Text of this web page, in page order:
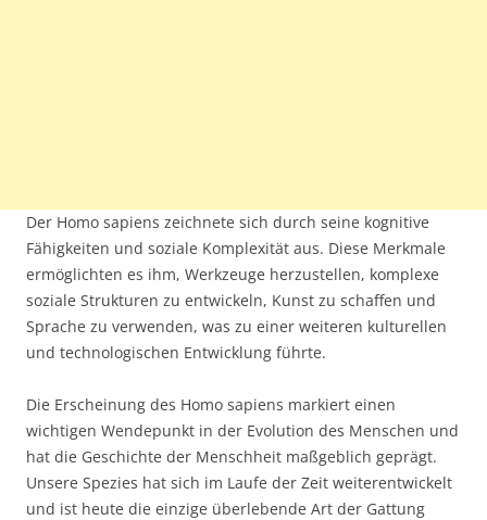
Der Homo sapiens zeichnete sich durch seine kognitive
Fähigkeiten und soziale Komplexität aus. Diese Merkmale
ermöglichten es ihm, Werkzeuge herzustellen, komplexe
soziale Strukturen zu entwickeln, Kunst zu schaffen und
Sprache zu verwenden, was zu einer weiteren kulturellen
und technologischen Entwicklung führte.
Die Erscheinung des Homo sapiens markiert einen
wichtigen Wendepunkt in der Evolution des Menschen und
hat die Geschichte der Menschheit maßgeblich geprägt.
Unsere Spezies hat sich im Laufe der Zeit weiterentwickelt
und ist heute die einzige überlebende Art der Gattung